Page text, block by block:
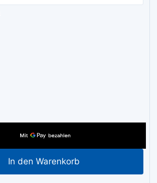
In den Warenkorb